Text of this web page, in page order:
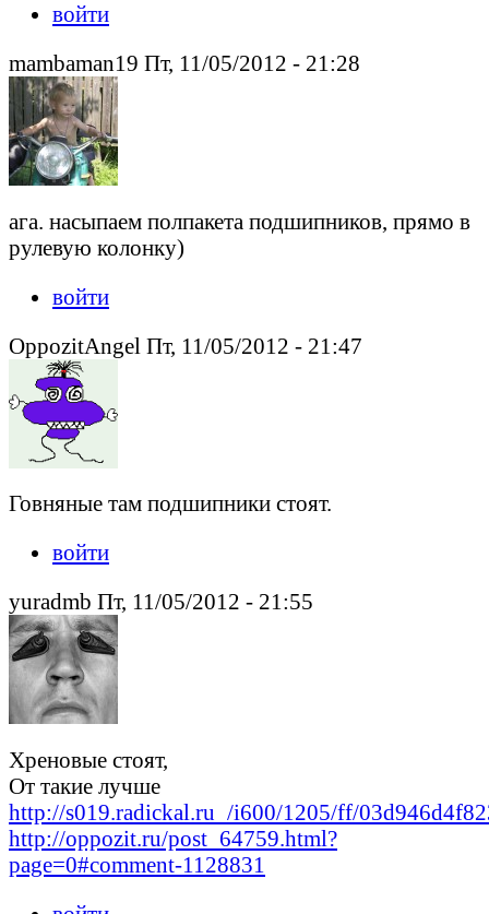
войти
mambaman19 Пт, 11/05/2012 - 21:28
ага. насыпаем полпакета подшипников, прямо в
рулевую колонку)
войти
OppozitAngel Пт, 11/05/2012 - 21:47
Говняные там подшипники стоят.
войти
yuradmb Пт, 11/05/2012 - 21:55
Хреновые стоят,
От такие лучше
http://s019.radickal.ru_/i600/1205/ff/
http://oppozit.ru/post_64759.html?
page=0#comment-1128831